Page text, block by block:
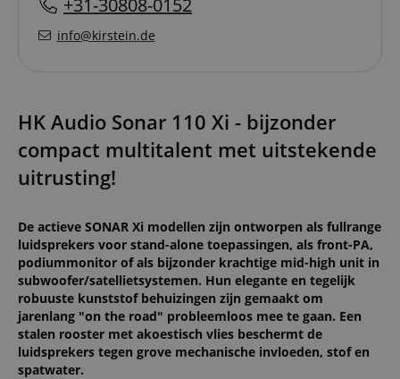
info@kirstein.de
HK Audio Sonar 110 Xi - bijzonder
compact multitalent met uitstekende
uitrusting!
De actieve SONAR Xi modellen zijn ontworpen als fullrange
luidsprekers voor stand-alone toepassingen, als front-PA,
podiummonitor of als bijzonder krachtige mid-high unit in
subwoofer/satellietsystemen. Hun elegante en tegelijk
robuuste kunststof behuizingen zijn gemaakt om
jarenlang "on the road" probleemloos mee te gaan. Een
stalen rooster met akoestisch vlies beschermt de
luidsprekers tegen grove mechanische invloeden, stof en
spatwater.